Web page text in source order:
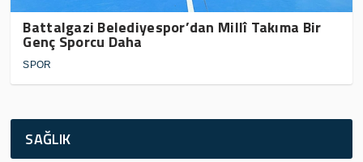
Battalgazi Belediyespor’dan Millî Takıma Bir
Genç Sporcu Daha
SPOR
SAĞLIK